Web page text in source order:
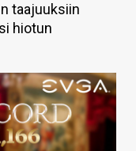
taajuuksiin
hiotun